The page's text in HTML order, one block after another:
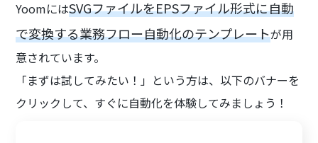
YoomにはSVGファイルをEPSファイル形式に自動
で変換する業務フロー自動化のテンプレートが用
意されています。
「まずは試してみたい！」という方は、以下のバナーを
クリックして、すぐに自動化を体験してみましょう！